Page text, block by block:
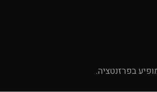
בפרזנטציה.